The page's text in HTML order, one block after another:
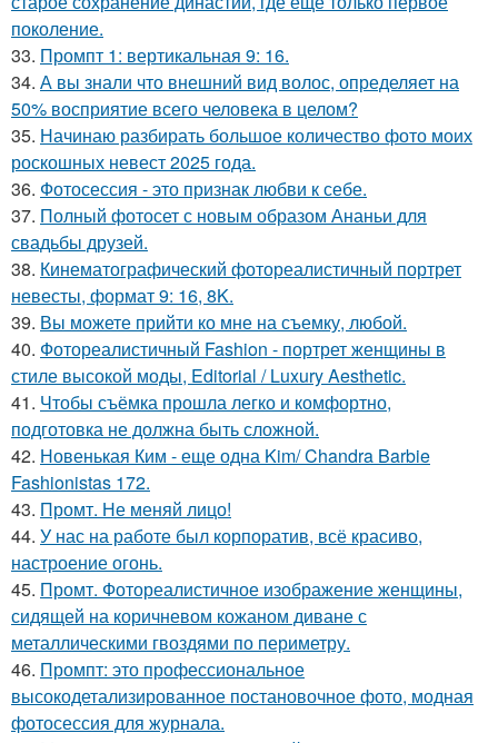
поколение.
33. Промпт 1: вертикальная 9: 16.
34. А вы знали что внешний вид волос, определяет на
50% восприятие всего человека в целом?
35. Начинаю разбирать большое количество фото моих
роскошных невест 2025 года.
36. Фотосессия - это признак любви к себе.
37. Полный фотосет с новым образом Ананьи для
свадьбы друзей.
38. Кинематографический фотореалистичный портрет
невесты, формат 9: 16, 8K.
39. Вы можете прийти ко мне на съемку, любой.
40. Фотореалистичный Fashion - портрет женщины в
стиле высокой моды, Editorial / Luxury Aesthetic.
41. Чтобы съёмка прошла легко и комфортно,
подготовка не должна быть сложной.
42. Новенькая Ким - еще одна Kim/ Chandra Barbie
Fashionistas 172.
43. Промт. Не меняй лицо!
44. У нас на работе был корпоратив, всё красиво,
настроение огонь.
45. Промт. Фотореалистичное изображение женщины,
сидящей на коричневом кожаном диване с
металлическими гвоздями по периметру.
46. Промпт: это профессиональное
высокодетализированное постановочное фото, модная
фотосессия для журнала.